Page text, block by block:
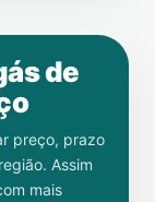
de
preço, prazo
Assim
mais